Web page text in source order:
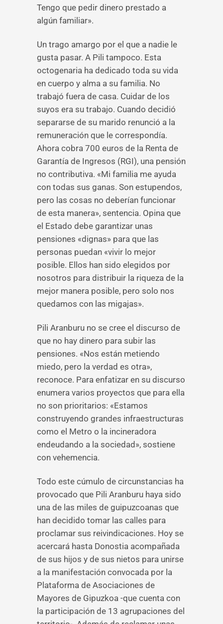
Tengo que pedir dinero prestado a
algún familiar».
Un trago amargo por el que a nadie le
gusta pasar. A Pili tampoco. Esta
octogenaria ha dedicado toda su vida
en cuerpo y alma a su familia. No
trabajó fuera de casa. Cuidar de los
suyos era su trabajo. Cuando decidió
separarse de su marido renunció a la
remuneración que le correspondía.
Ahora cobra 700 euros de la Renta de
Garantía de Ingresos (RGI), una pensión
no contributiva. «Mi familia me ayuda
con todas sus ganas. Son estupendos,
pero las cosas no deberían funcionar
de esta manera», sentencia. Opina que
el Estado debe garantizar unas
pensiones «dignas» para que las
personas puedan «vivir lo mejor
posible. Ellos han sido elegidos por
nosotros para distribuir la riqueza de la
mejor manera posible, pero solo nos
quedamos con las migajas».
Pili Aranburu no se cree el discurso de
que no hay dinero para subir las
pensiones. «Nos están metiendo
miedo, pero la verdad es otra»,
reconoce. Para enfatizar en su discurso
enumera varios proyectos que para ella
no son prioritarios: «Estamos
construyendo grandes infraestructuras
como el Metro o la incineradora
endeudando a la sociedad», sostiene
con vehemencia.
Todo este cúmulo de circunstancias ha
provocado que Pili Aranburu haya sido
una de las miles de guipuzcoanas que
han decidido tomar las calles para
proclamar sus reivindicaciones. Hoy se
acercará hasta Donostia acompañada
de sus hijos y de sus nietos para unirse
a la manifestación convocada por la
Plataforma de Asociaciones de
Mayores de Gipuzkoa -que cuenta con
la participación de 13 agrupaciones del